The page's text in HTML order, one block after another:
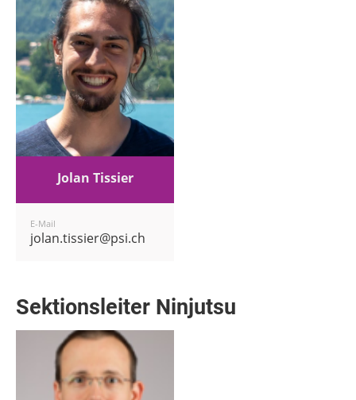
Jolan Tissier
E-Mail
jolan.tissier@psi.ch
Sektionsleiter Ninjutsu